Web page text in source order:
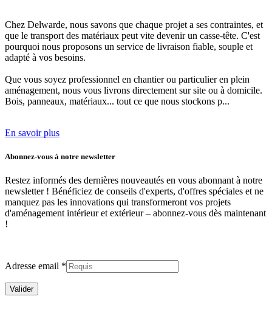
Chez Delwarde, nous savons que chaque projet a ses contraintes, et
que le transport des matériaux peut vite devenir un casse-tête. C'est
pourquoi nous proposons un service de livraison fiable, souple et
adapté à vos besoins.
Que vous soyez professionnel en chantier ou particulier en plein
aménagement, nous vous livrons directement sur site ou à domicile.
Bois, panneaux, matériaux... tout ce que nous stockons p...
En savoir plus
Abonnez-vous à notre newsletter
Restez informés des dernières nouveautés en vous abonnant à notre
newsletter ! Bénéficiez de conseils d'experts, d'offres spéciales et ne
manquez pas les innovations qui transformeront vos projets
d'aménagement intérieur et extérieur – abonnez-vous dès maintenant
!
Adresse email *